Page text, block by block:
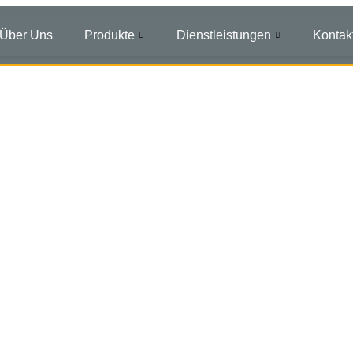
Über Uns Produkte Dienstleistungen